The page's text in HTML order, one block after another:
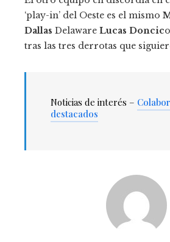
‘play-in’ del Oeste es el mismo
Dallas Delaware Lucas Doncic
tras las tres derrotas que
Noticias de interés –
destacados